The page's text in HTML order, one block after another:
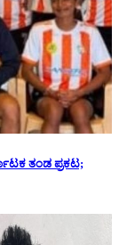
ತಂಡ ಪ್ರಕಟ;